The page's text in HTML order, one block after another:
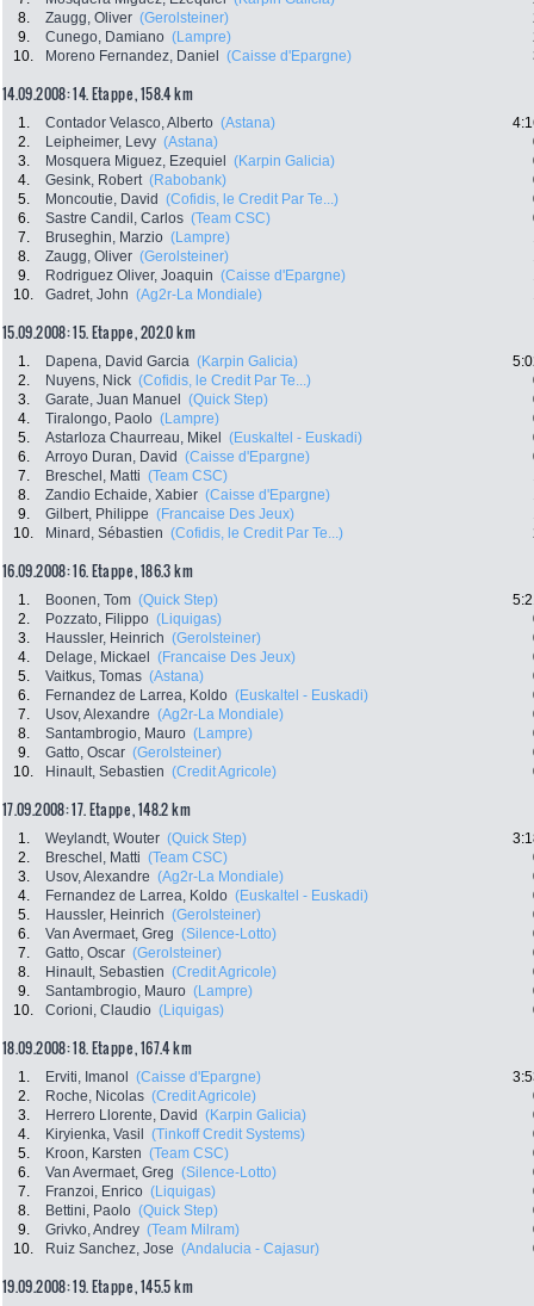
8.
Zaugg, Oliver (Gerolsteiner)
9.
Cunego, Damiano (Lampre)
10.
Moreno Fernandez, Daniel (Caisse d'Epargne)
14.09.2008: 14. Etappe , 158.4 km
1. Contador Velasco, Alberto (Astana)
2.
Leipheimer, Levy (Astana)
3.
Mosquera Miguez, Ezequiel (Karpin Galicia)
4.
Gesink, Robert (Rabobank)
5.
Moncoutie, David (Cofidis, le Credit Par Te...)
6.
Sastre Candil, Carlos (Team CSC)
7.
Bruseghin, Marzio (Lampre)
8.
Zaugg, Oliver (Gerolsteiner)
9.
Rodriguez Oliver, Joaquin (Caisse d'Epargne)
10.
Gadret, John (Ag2r-La Mondiale)
15.09.2008: 15. Etappe , 202.0 km
1. Dapena, David Garcia (Karpin Galicia)
2.
Nuyens, Nick (Cofidis, le Credit Par Te...)
3.
Garate, Juan Manuel (Quick Step)
4.
Tiralongo, Paolo (Lampre)
5.
Astarloza Chaurreau, Mikel (Euskaltel - Euskadi)
6.
Arroyo Duran, David (Caisse d'Epargne)
7.
Breschel, Matti (Team CSC)
8.
Zandio Echaide, Xabier (Caisse d'Epargne)
9.
Gilbert, Philippe (Francaise Des Jeux)
10.
Minard, Sébastien (Cofidis, le Credit Par Te...)
16.09.2008: 16. Etappe , 186.3 km
1. Boonen, Tom (Quick Step)
2.
Pozzato, Filippo (Liquigas)
3.
Haussler, Heinrich (Gerolsteiner)
4.
Delage, Mickael (Francaise Des Jeux)
5.
Vaitkus, Tomas (Astana)
6.
Fernandez de Larrea, Koldo (Euskaltel - Euskadi)
7.
Usov, Alexandre (Ag2r-La Mondiale)
8.
Santambrogio, Mauro (Lampre)
9.
Gatto, Oscar (Gerolsteiner)
10.
Hinault, Sebastien (Credit Agricole)
17.09.2008: 17. Etappe , 148.2 km
1. Weylandt, Wouter (Quick Step)
2.
Breschel, Matti (Team CSC)
3.
Usov, Alexandre (Ag2r-La Mondiale)
4.
Fernandez de Larrea, Koldo (Euskaltel - Euskadi)
5.
Haussler, Heinrich (Gerolsteiner)
6.
Van Avermaet, Greg (Silence-Lotto)
7.
Gatto, Oscar (Gerolsteiner)
8.
Hinault, Sebastien (Credit Agricole)
9.
Santambrogio, Mauro (Lampre)
10.
Corioni, Claudio (Liquigas)
18.09.2008: 18. Etappe , 167.4 km
1. Erviti, Imanol (Caisse d'Epargne)
2.
Roche, Nicolas (Credit Agricole)
3.
Herrero Llorente, David (Karpin Galicia)
4.
Kiryienka, Vasil (Tinkoff Credit Systems)
5.
Kroon, Karsten (Team CSC)
6.
Van Avermaet, Greg (Silence-Lotto)
7.
Franzoi, Enrico (Liquigas)
8.
Bettini, Paolo (Quick Step)
9.
Grivko, Andrey (Team Milram)
10.
Ruiz Sanchez, Jose (Andalucia - Cajasur)
19.09.2008: 19. Etappe , 145.5 km